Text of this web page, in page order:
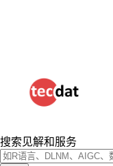
搜索见解和服务